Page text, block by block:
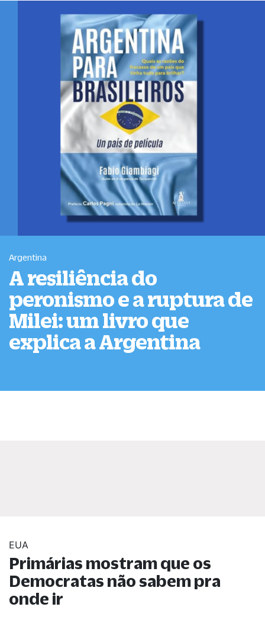
Argentina
A resiliência do
peronismo e a ruptura de
Milei: um livro que
explica a Argentina
EUA
Primárias mostram que os
Democratas não sabem pra
onde ir